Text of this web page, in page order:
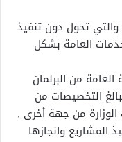
تحول دون تنفيذ
العامة بشكل
من البرلمان
التخصيصات من
من جهة أخرى ,
المشاريع وانجازها